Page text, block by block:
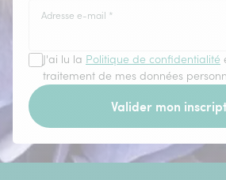
Adresse e-mail *
J'ai lu la Politique de confidentialité
traitement de mes données
Valider mon